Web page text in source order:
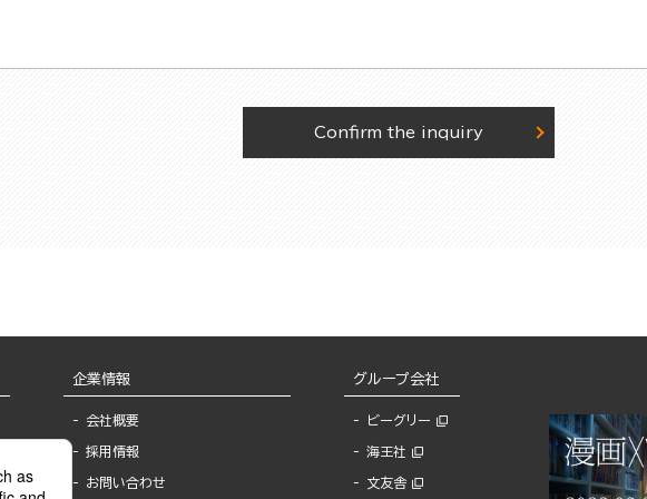
Confirm the inquiry
企業情報
会社概要
採用情報
お問い合わせ
グループ会社
ビーグリー
海王社
文友舎